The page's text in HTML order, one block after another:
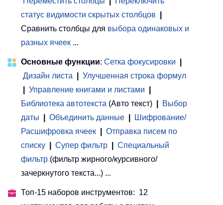
статус видимости скрытых столбцов
Сравнить столбцы для выбора одинаковых и
разных ячеек ...
Основные функции: Сетка фокусировки
Дизайн листа
Улучшенная строка формул
Управление книгами и листами
Библиотека автотекста (Авто текст)
Выбор
даты
Объединить данные
Шифрование/
Расшифровка ячеек
Отправка писем по
списку
Супер фильтр
Специальный
фильтр (фильтр жирного/курсивного/
зачеркнутого текста...) ...
Топ-15 наборов инструментов: 12